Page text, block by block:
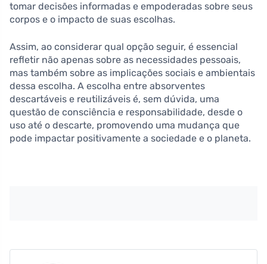
tomar decisões informadas e empoderadas sobre seus
corpos e o impacto de suas escolhas.
Assim, ao considerar qual opção seguir, é essencial
refletir não apenas sobre as necessidades pessoais,
mas também sobre as implicações sociais e ambientais
dessa escolha. A escolha entre absorventes
descartáveis e reutilizáveis é, sem dúvida, uma
questão de consciência e responsabilidade, desde o
uso até o descarte, promovendo uma mudança que
pode impactar positivamente a sociedade e o planeta.